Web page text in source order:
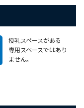
授乳スペースがある
専用スペースではあり
ません。